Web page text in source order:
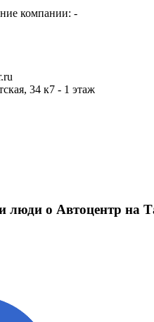
компании: -
34 к7 - 1 этаж
люди о Автоцентр на